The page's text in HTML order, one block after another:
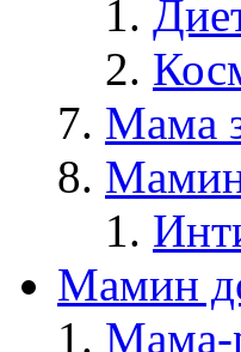
Мама
Мамин
Мама-